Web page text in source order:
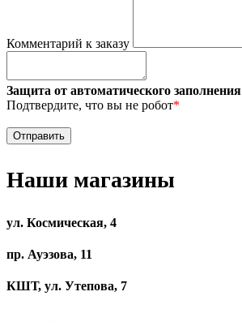
Комментарий к заказу
Защита от автоматического заполнения
Подтвердите, что вы не робот*
Наши магазины
ул. Космическая, 4
пр. Ауэзова, 11
КШТ, ул. Утепова, 7